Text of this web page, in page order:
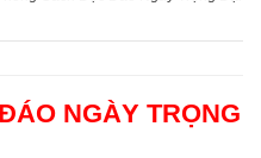
NGÀY TRỌNG